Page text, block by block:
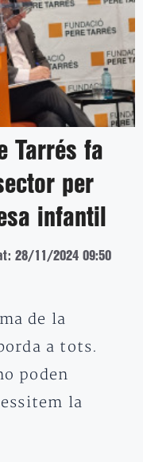
Tarrés fa
per
infantil
28/11/2024 09:50
de la
a tots.
poden
la